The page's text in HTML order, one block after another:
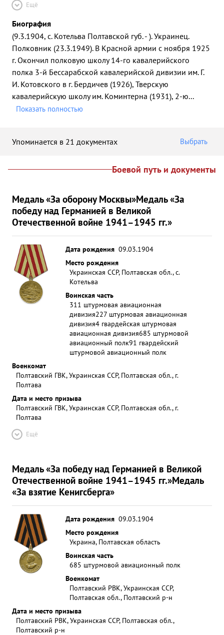
Ещё
Биография
(9.3.1904, с. Котельва Полтавской губ. - ). Украинец.
Полковник (23.3.1949). В Красной армии с ноября 1925
г. Окончил полковую школу 14-го кавалерийского
полка 3-й Бессарабской кавалерийской дивизии им. Г.
И. Котовского в г. Бердичев (1926), Тверскую
кавалерийскую школу им. Коминтерна (1931), 2-ю...
Показать полностью
Упоминается в 21 документах Выбрать
Боевой путь и документы
Медаль «За оборону Москвы»Медаль «За
победу над Германией в Великой
Отечественной войне 1941–1945 гг.»
Дата рождения 09.03.1904
Место рождения
Украинская ССР, Полтавская обл., с.
Котельва
Воинская часть
311 штурмовая авиационная
дивизия227 штурмовая авиационная
дивизия4 гвардейская штурмовая
авиационная дивизия685 штурмовой
авиационный полк91 гвардейский
штурмовой авиационный полк
Военкомат
Полтавский ГВК, Украинская ССР, Полтавская обл., г.
Полтава
Дата и место призыва
Полтавский ГВК, Украинская ССР, Полтавская обл., г.
Полтава
Ещё
Медаль «За победу над Германией в Великой
Отечественной войне 1941–1945 гг.»Медаль
«За взятие Кенигсберга»
Дата рождения 09.03.1904
Место рождения
Украина, Полтавская область
Воинская часть
685 штурмовой авиационный полк
Военкомат
Полтавский РВК, Украинская ССР,
Полтавская обл., Полтавский р-н
Дата и место призыва
Полтавский РВК, Украинская ССР, Полтавская обл.,
Полтавский р-н